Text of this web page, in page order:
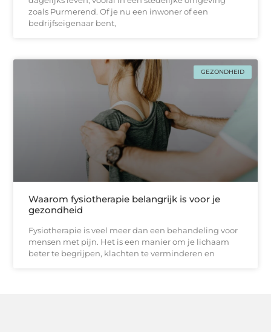
zoals Purmerend. Of je nu een inwoner of een
bedrijfseigenaar bent,
GEZONDHEID
Waarom fysiotherapie belangrijk is voor je
gezondheid
Fysiotherapie is veel meer dan een behandeling voor
mensen met pijn. Het is een manier om je lichaam
beter te begrijpen, klachten te verminderen en